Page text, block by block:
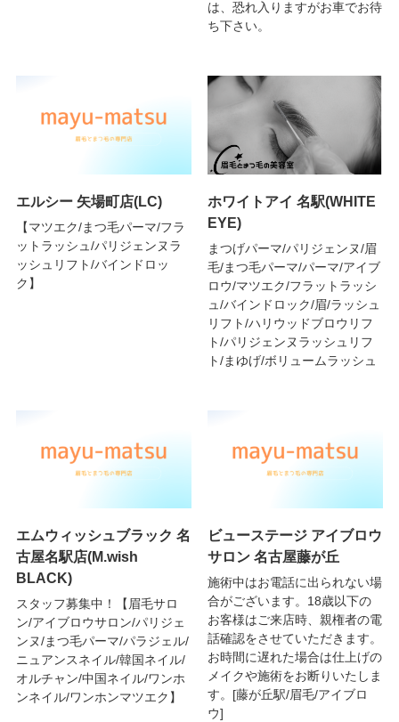
は、恐れ入りますがお車でお待
ち下さい。
エルシー 矢場町店(LC)
【マツエク/まつ毛パーマ/フラ
ットラッシュ/パリジェンヌラ
ッシュリフト/バインドロッ
ク】
ホワイトアイ 名駅(WHITE
EYE)
まつげパーマ/パリジェンヌ/眉
毛/まつ毛パーマ/パーマ/アイブ
ロウ/マツエク/フラットラッシ
ュ/バインドロック/眉/ラッシュ
リフト/ハリウッドブロウリフ
ト/パリジェンヌラッシュリフ
ト/まゆげ/ボリュームラッシュ
エムウィッシュブラック 名
古屋名駅店(M.wish
BLACK)
スタッフ募集中！【眉毛サロ
ン/アイブロウサロン/パリジェ
ンヌ/まつ毛パーマ/パラジェル/
ニュアンスネイル/韓国ネイル/
オルチャン/中国ネイル/ワンホ
ンネイル/ワンホンマツエク】
ビューステージ アイブロウ
サロン 名古屋藤が丘
施術中はお電話に出られない場
合がございます。18歳以下の
お客様はご来店時、親権者の電
話確認をさせていただきます。
お時間に遅れた場合は仕上げの
メイクや施術をお断りいたしま
す。[藤が丘駅/眉毛/アイブロ
ウ]